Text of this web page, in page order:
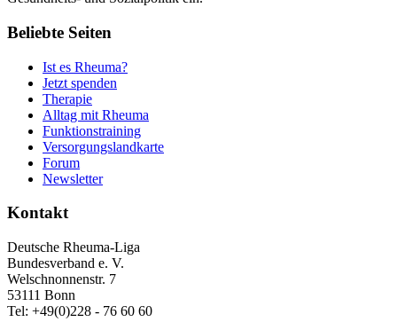
Beliebte Seiten
Ist es Rheuma?
Jetzt spenden
Therapie
Alltag mit Rheuma
Funktionstraining
Versorgungslandkarte
Forum
Newsletter
Kontakt
Deutsche Rheuma-Liga
Bundesverband e. V.
Welschnonnenstr. 7
53111 Bonn
Tel: +49(0)228 - 76 60 60